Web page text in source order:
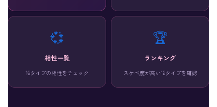
💞
相性一覧
16タイプの相性をチェック
🏆
ランキング
スケベ度が高い16タイプを確認